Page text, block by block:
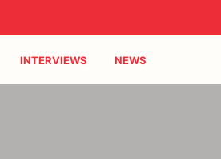
INTERVIEWS NEWS